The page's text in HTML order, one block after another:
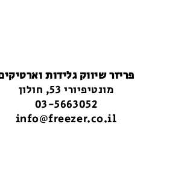
פריזר שיווק גלידות
מונטיפיורי 53, חולון
03-5663052
info@freezer.co.il